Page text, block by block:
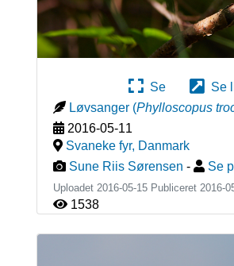
Se
Se
Løvsanger (Phylloscopus
2016-05-11
Svaneke fyr, Danmark
Sune Riis Sørensen - Se
Uploadet 2016-05-15 Publiceret 2016-
1538